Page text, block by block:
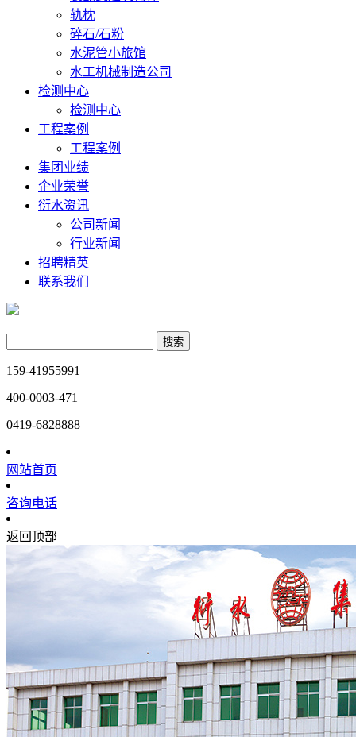
轨枕
碎石/石粉
水泥管小旅馆
水工机械制造公司
检测中心
检测中心
工程案例
工程案例
集团业绩
企业荣誉
衍水资讯
公司新闻
行业新闻
招聘精英
联系我们
159-41955991
400-0003-471
0419-6828888
网站首页
咨询电话
返回顶部